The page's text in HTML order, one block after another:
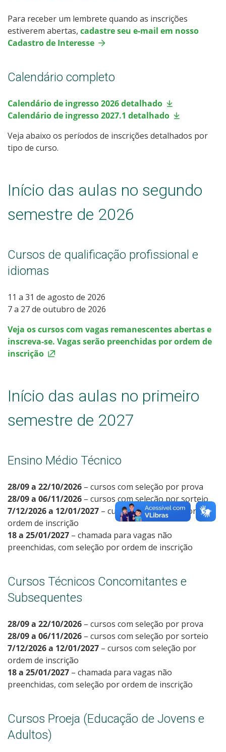
Como posso estudar no IFSC?
Cotas
Inscrições e acompanhamento
Transferências e Retornos
Provas e Gabaritos
Para receber um lembrete quando as inscrições
estiverem abertas, cadastre seu e-mail em nosso
Cadastro de Interesse
Calendário completo
Calendário de ingresso 2026 detalhado
Calendário de ingresso 2027.1 detalhado
Veja abaixo os períodos de inscrições detalhados por
tipo de curso.
Início das aulas no segundo
semestre de 2026
Cursos de qualificação profissional e
idiomas
11 a 31 de agosto de 2026
7 a 27 de outubro de 2026
Veja os cursos com vagas remanescentes abertas e
inscreva-se. Vagas serão preenchidas por ordem de
inscrição
Início das aulas no primeiro
semestre de 2027
Ensino Médio Técnico
28/09 a 22/10/2026 – cursos com seleção por prova
28/09 a 06/11/2026 – cursos com seleção por sorteio
7/12/2026 a 12/01/2027 – cursos com seleção por
ordem de inscrição
18 a 25/01/2027 – chamada para vagas não
preenchidas, com seleção por ordem de inscrição
Cursos Técnicos Concomitantes e
Subsequentes
28/09 a 22/10/2026 – cursos com seleção por prova
28/09 a 06/11/2026 – cursos com seleção por sorteio
7/12/2026 a 12/01/2027 – cursos com seleção por
ordem de inscrição
18 a 25/01/2027 – chamada para vagas não
preenchidas, com seleção por ordem de inscrição
Cursos Proeja (Educação de Jovens e
Adultos)